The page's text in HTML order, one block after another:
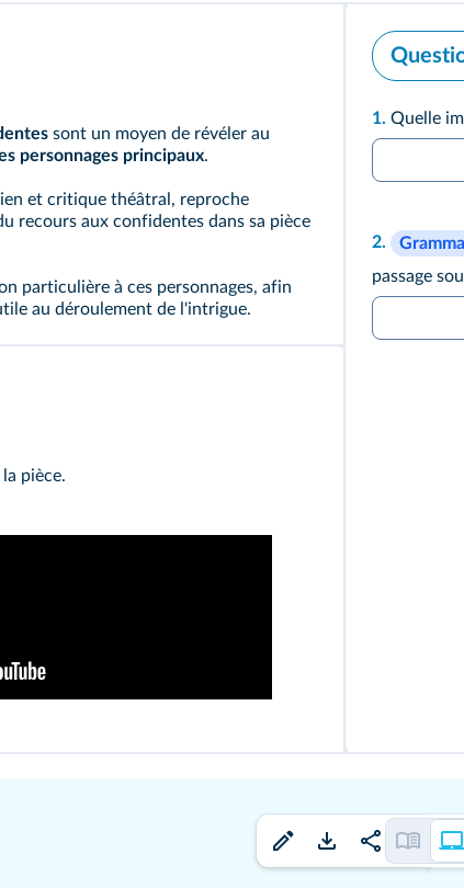
sont un moyen de révéler au
personnages principaux.
et critique théâtral, reproche
recours aux confidentes dans sa pièce
particulière à ces personnages, afin
au déroulement de l'intrigue.
la pièce.
1. Quelle
2.
passage